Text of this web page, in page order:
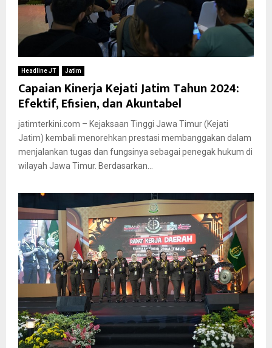
Headline JT Jatim
Capaian Kinerja Kejati Jatim Tahun 2024:
Efektif, Efisien, dan Akuntabel
jatimterkini.com – Kejaksaan Tinggi Jawa Timur (Kejati
Jatim) kembali menorehkan prestasi membanggakan dalam
menjalankan tugas dan fungsinya sebagai penegak hukum di
wilayah Jawa Timur. Berdasarkan...